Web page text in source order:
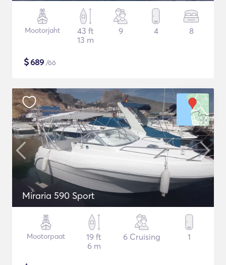
Mootorjaht
43 ft
13 m
9 4 8
$689 /öö
Miraria 590 Sport
Mootorpaat
19 ft
6 m
6 Cruising 1